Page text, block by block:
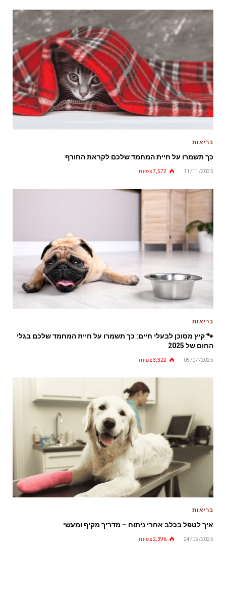
בריאות
כך תשמרו על חיית המחמד שלכם לקראת החורף
11/11/2025
7,572 צפיות
בריאות
🐾 קיץ מסוכן לבעלי חיים: כך תשמרו על חיית המחמד שלכם בגלי
החום של 2025
05/07/2025
3,322 צפיות
בריאות
איך לטפל בכלב אחרי ניתוח – מדריך מקיף ומעשי
24/05/2025
2,396 צפיות